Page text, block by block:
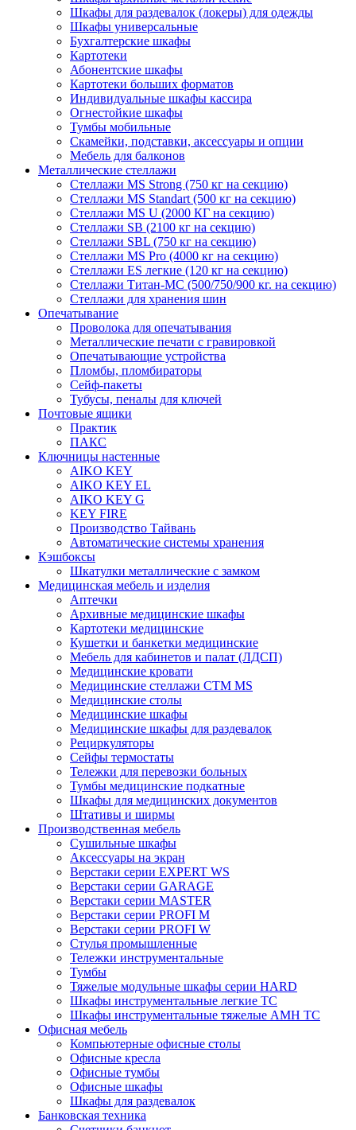
Шкафы для раздевалок (локеры) для одежды
Шкафы универсальные
Бухгалтерские шкафы
Картотеки
Абонентские шкафы
Картотеки больших форматов
Индивидуальные шкафы кассира
Огнестойкие шкафы
Тумбы мобильные
Скамейки, подставки, аксессуары и опции
Мебель для балконов
Металлические стеллажи
Стеллажи MS Strong (750 кг на секцию)
Стеллажи MS Standart (500 кг на секцию)
Стеллажи MS U (2000 КГ на секцию)
Стеллажи SB (2100 кг на секцию)
Стеллажи SBL (750 кг на секцию)
Стеллажи MS Pro (4000 кг на секцию)
Стеллажи ES легкие (120 кг на секцию)
Стеллажи Титан-МС (500/750/900 кг. на секцию)
Стеллажи для хранения шин
Опечатывание
Проволока для опечатывания
Металлические печати с гравировкой
Опечатывающие устройства
Пломбы, пломбираторы
Сейф-пакеты
Тубусы, пеналы для ключей
Почтовые ящики
Практик
ПАКС
Ключницы настенные
AIKO KEY
AIKO KEY EL
AIKO KEY G
KEY FIRE
Производство Тайвань
Автоматические системы хранения
Кэшбоксы
Шкатулки металлические с замком
Медицинская мебель и изделия
Аптечки
Архивные медицинские шкафы
Картотеки медицинские
Кушетки и банкетки медицинские
Мебель для кабинетов и палат (ЛДСП)
Медицинские кровати
Медицинские стеллажи CTM MS
Медицинские столы
Медицинские шкафы
Медицинские шкафы для раздевалок
Рециркуляторы
Сейфы термостаты
Тележки для перевозки больных
Тумбы медицинские подкатные
Шкафы для медицинских документов
Штативы и ширмы
Производственная мебель
Cушильные шкафы
Аксессуары на экран
Верстаки серии EXPERT WS
Верстаки серии GARAGE
Верстаки серии MASTER
Верстаки серии PROFI M
Верстаки серии PROFI W
Стулья промышленные
Тележки инструментальные
Тумбы
Тяжелые модульные шкафы серии HARD
Шкафы инструментальные легкие ТС
Шкафы инструментальные тяжелые AMH TC
Офисная мебель
Компьютерные офисные столы
Офисные кресла
Офисные тумбы
Офисные шкафы
Шкафы для раздевалок
Банковская техника